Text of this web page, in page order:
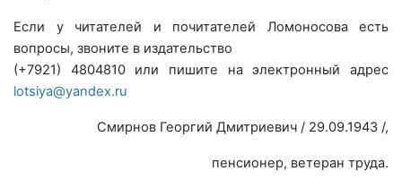
Если у читателей и почитателей Ломоносова есть
вопросы, звоните в издательство
(+7921) 4804810 или пишите на электронный адрес
lotsiya@yandex.ru
Смирнов Георгий Дмитриевич / 29.09.1943 /,
пенсионер, ветеран труда.